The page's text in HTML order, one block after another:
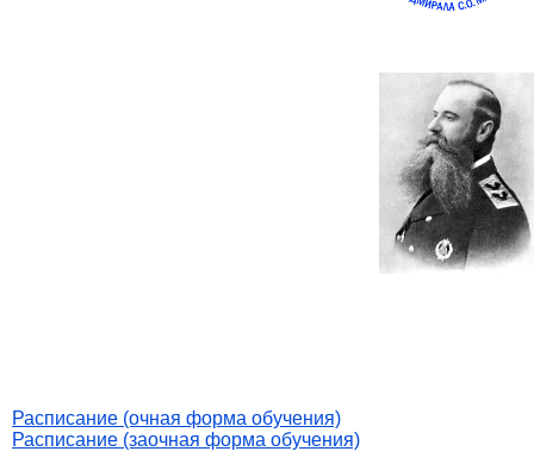
Расписание (очная форма обучения)
Расписание (заочная форма обучения)